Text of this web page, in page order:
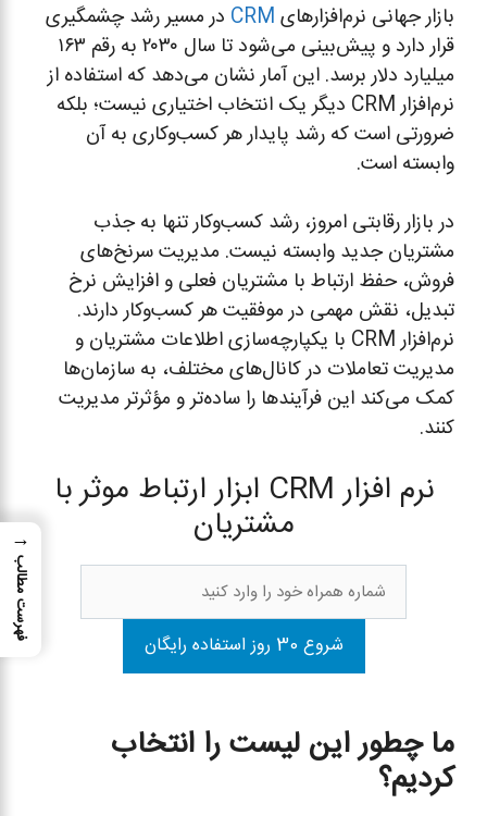
بازار جهانی نرم‌افزارهای CRM در مسیر رشد چشمگیری
قرار دارد و پیش‌بینی می‌شود تا سال ۲۰۳۰ به رقم ۱۶۳
میلیارد دلار برسد. این آمار نشان می‌دهد که استفاده از
نرم‌افزار CRM دیگر یک انتخاب اختیاری نیست؛ بلکه
ضرورتی است که رشد پایدار هر کسب‌وکاری به آن
وابسته است.
در بازار رقابتی امروز، رشد کسب‌وکار تنها به جذب
مشتریان جدید وابسته نیست. مدیریت سرنخ‌های
فروش، حفظ ارتباط با مشتریان فعلی و افزایش نرخ
تبدیل، نقش مهمی در موفقیت هر کسب‌وکار دارند.
نرم‌افزار CRM با یکپارچه‌سازی اطلاعات مشتریان و
مدیریت تعاملات در کانال‌های مختلف، به سازمان‌ها
کمک می‌کند این فرآیندها را ساده‌تر و مؤثرتر مدیریت
کنند.
نرم افزار CRM ابزار ارتباط موثر با
مشتریان
شروع 30 روز استفاده رایگان
ما چطور این لیست را انتخاب
کردیم؟
→
فهرست مطالب